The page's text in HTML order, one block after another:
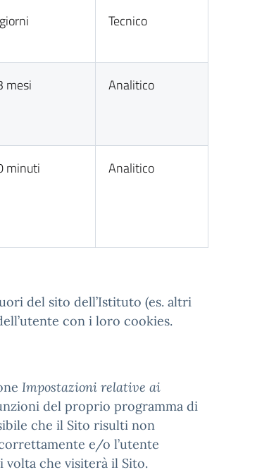
Tecnico
mesi Analitico
minuti Analitico
del sito dell’Istituto (es. altri
con i loro cookies.
Impostazioni relative ai
del proprio programma di
che il Sito risulti non
e/o l’utente
che visiterà il Sito.